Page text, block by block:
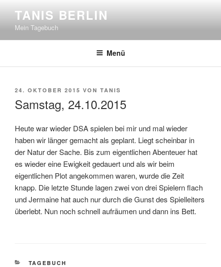
springen
TANIS BERLIN
Mein Tagebuch
Menü
VERÖFFENTLICHT
24. OKTOBER 2015 VON TANIS
Samstag, 24.10.2015
Heute war wieder DSA spielen bei mir und mal wieder
haben wir länger gemacht als geplant. Liegt scheinbar in
der Natur der Sache. Bis zum eigentlichen Abenteuer hat
es wieder eine Ewigkeit gedauert und als wir beim
eigentlichen Plot angekommen waren, wurde die Zeit
knapp. Die letzte Stunde lagen zwei von drei Spielern flach
und Jermaine hat auch nur durch die Gunst des Spielleiters
überlebt. Nun noch schnell aufräumen und dann ins Bett.
KATEGORIEN
TAGEBUCH